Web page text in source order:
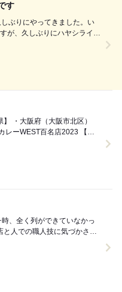
す
が、久しぶりにハヤシライス
。辛口が苦手な方はこちらの